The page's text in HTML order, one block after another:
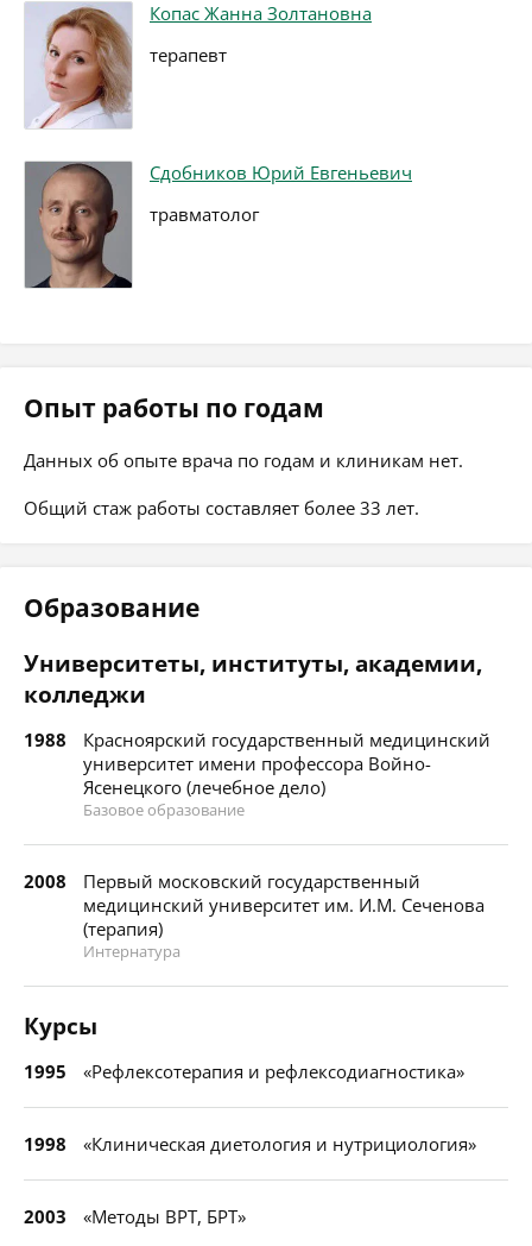
Копас Жанна Золтановна
терапевт
Сдобников Юрий Евгеньевич
травматолог
Опыт работы по годам
Данных об опыте врача по годам и клиникам нет.
Общий стаж работы составляет более 33 лет.
Образование
Университеты, институты, академии,
колледжи
1988
Красноярский государственный медицинский
университет имени профессора Войно-
Ясенецкого (лечебное дело)
Базовое образование
2008
Первый московский государственный
медицинский университет им. И.М. Сеченова
(терапия)
Интернатура
Курсы
1995 «Рефлексотерапия и рефлексодиагностика»
1998 «Клиническая диетология и нутрициология»
2003 «Методы ВРТ, БРТ»